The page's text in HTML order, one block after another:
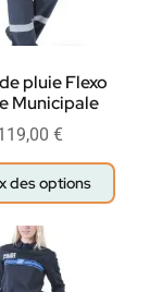
pluie Flexo
Municipale
€
des options